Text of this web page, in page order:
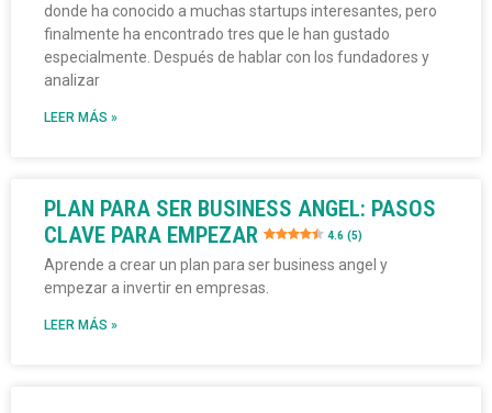
donde ha conocido a muchas startups interesantes, pero
finalmente ha encontrado tres que le han gustado
especialmente. Después de hablar con los fundadores y
analizar
LEER MÁS »
PLAN PARA SER BUSINESS ANGEL: PASOS
CLAVE PARA EMPEZAR
4.6 (5)
Aprende a crear un plan para ser business angel y
empezar a invertir en empresas.
LEER MÁS »